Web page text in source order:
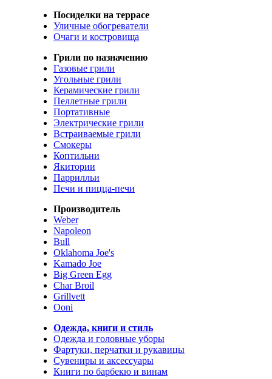
Посиделки на террасе
Уличные обогреватели
Очаги и костровища
Грили по назначению
Газовые грили
Угольные грили
Керамические грили
Пеллетные грили
Портативные
Электрические грили
Встраиваемые грили
Смокеры
Коптильни
Якитории
Паррилльи
Печи и пицца-печи
Производитель
Weber
Napoleon
Bull
Oklahoma Joe's
Kamado Joe
Big Green Egg
Char Broil
Grillvett
Ooni
Одежда, книги и стиль
Одежда и головные уборы
Фартуки, перчатки и рукавицы
Сувениры и аксессуары
Книги по барбекю и винам